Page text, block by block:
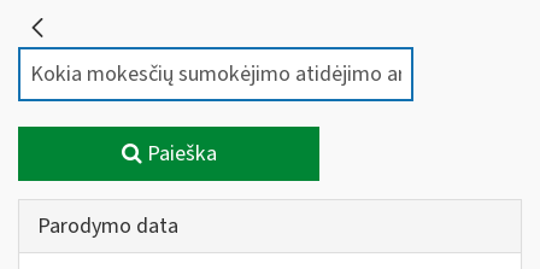
Paieška
Parodymo data